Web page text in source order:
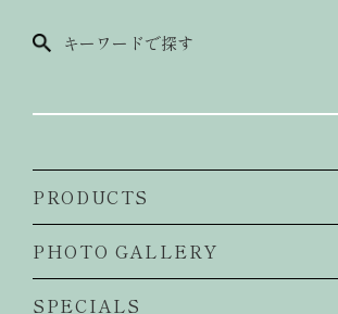
キーワードで探す
PRODUCTS
PHOTO GALLERY
SPECIALS